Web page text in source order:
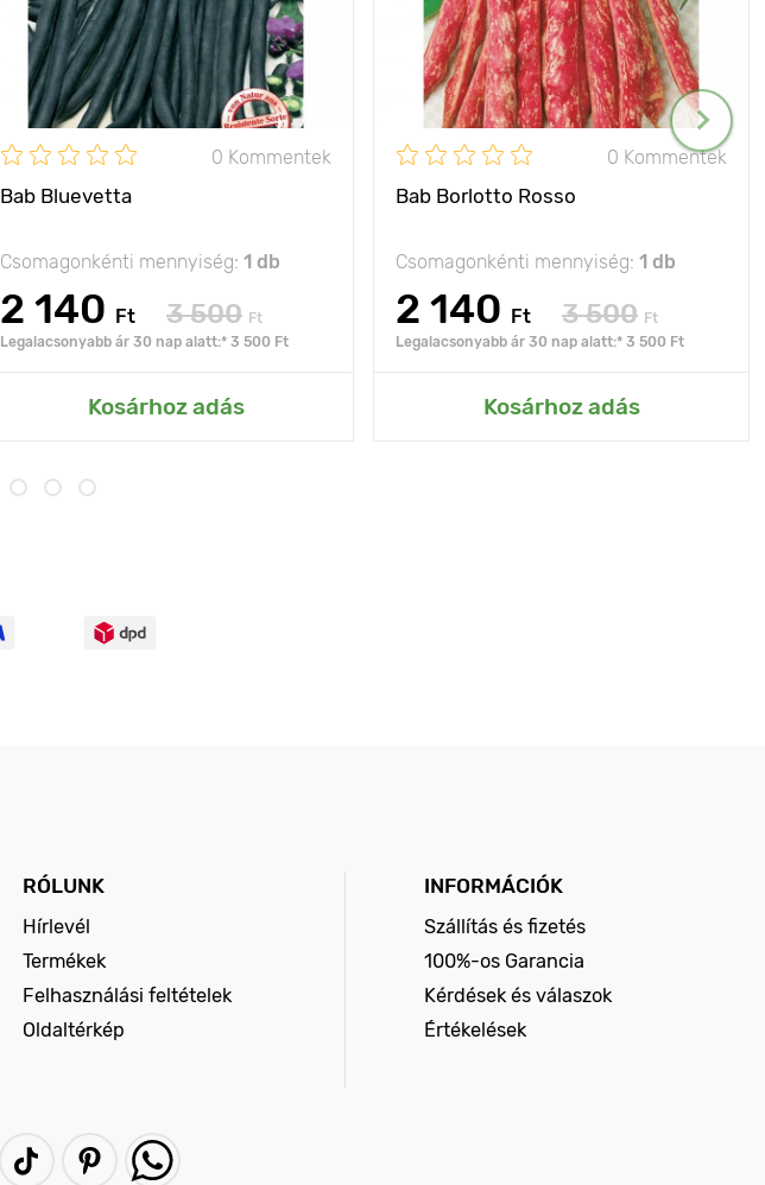
0 Kommentek
Bab Bluevetta
Csomagonkénti mennyiség: 1 db
2 140 Ft 3 500 Ft
Legalacsonyabb ár 30 nap alatt:* 3 500 Ft
Kosárhoz adás
0 Kommentek
Bab Borlotto Rosso
Csomagonkénti mennyiség: 1 db
2 140 Ft 3 500 Ft
Legalacsonyabb ár 30 nap alatt:* 3 500 Ft
Kosárhoz adás
RÓLUNK
Hírlevél
Termékek
Felhasználási feltételek
Oldaltérkép
INFORMÁCIÓK
Szállítás és fizetés
100%-os Garancia
Kérdések és válaszok
Értékelések